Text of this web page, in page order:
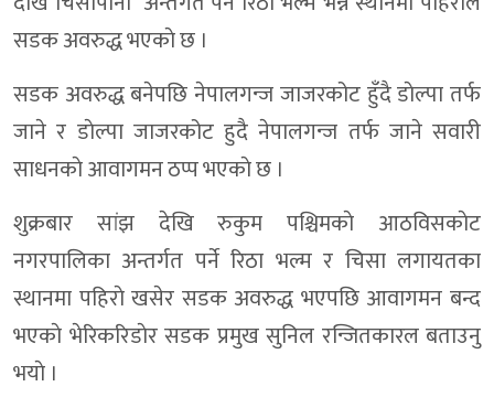
सडक अवरुद्ध भएकाे छ ।
सडक अवरुद्ध बनेपछि नेपालगन्ज जाजरकोट हुँदै डाेल्पा तर्फ
जाने र डाेल्पा जाजरकोट हुदै नेपालगन्ज तर्फ जाने सवारी
साधनकाे आवागमन ठप्प भएकाे छ ।
शुक्रबार सांझ देखि रुकुम पश्चिमकाे आठविसकाेट
नगरपालिका अन्तर्गत पर्ने रिठा भल्म र चिसा लगायतका
स्थानमा पहिराे खसेर सडक अवरुद्ध भएपछि आवागमन बन्द
भएकाे भेरिकरिडाेर सडक प्रमुख सुनिल रन्जितकारल बताउनु
भयाे ।